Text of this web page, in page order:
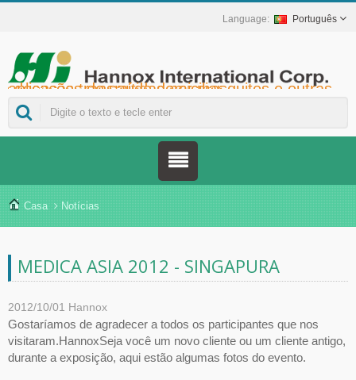
Português
Hannox International Corp. - Ajudamos importadores, atacadistas, distribuidores e marcas da área da saúde a lançar soluções não medicamentosas para o tratamento de feridas e mucosas, incluindo úlceras orais, cuidados de suporte ao câncer, proteção da pele, cuidados com a mucosa nasal e proteção de feridas em domicílio. Além de uma ampla gama de dispositivos médicos para prevenção e controle do diabetes, soluções para prevenção de doenças transmitidas por mosquitos e outras aplicações de saúde domiciliar.
Casa Notícias
MEDICA ASIA 2012 - SINGAPURA
2012/10/01 Hannox
Gostaríamos de agradecer a todos os participantes que nos
visitaram.HannoxSeja você um novo cliente ou um cliente antigo,
durante a exposição, aqui estão algumas fotos do evento.